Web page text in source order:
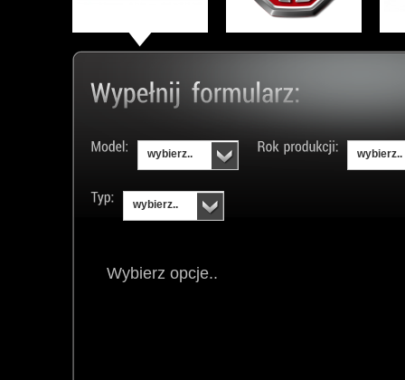
wybierz.. wybierz..
wybierz..
Wybierz opcje..